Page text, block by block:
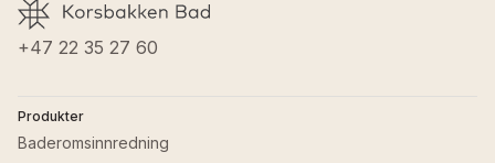
Materiale baderomsmøbler
+47 22 35 27 60
Produkter
Baderomsinnredning